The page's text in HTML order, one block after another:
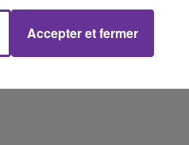
Accepter et fermer